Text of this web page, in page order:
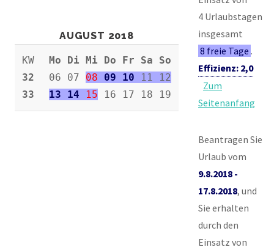
AUGUST 2018
KW
32
33
Mo Di Mi Do Fr Sa So
06 07 08 09 10 11 12
13 14
15 16 17 18 19
4 Urlaubstagen
insgesamt
8 freie Tage .
Effizienz: 2,0
Zum
Seitenanfang
Beantragen Sie
Urlaub vom
9.8.2018 -
17.8.2018, und
Sie erhalten
durch den
Einsatz von